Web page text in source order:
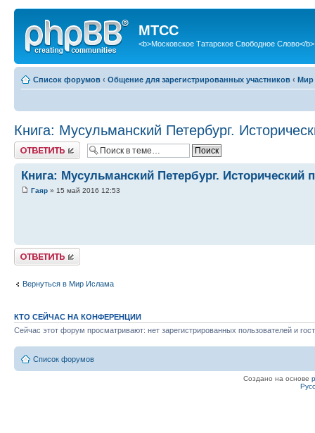
МТСС
<b>Московское Татарское Свободное Слово</b>
Список форумов ‹ Общение для зарегистрированных участников ‹ Мир
Книга: Мусульманский Петербург.
Ответить
Книга: Мусульманский Петербург. Исторический
Гаяр » 15 май 2016 12:53
Ответить
Вернуться в Мир Ислама
КТО СЕЙЧАС НА КОНФЕРЕНЦИИ
Сейчас этот форум просматривают: нет зарегистрированных пользователей и
Список форумов
Создано на основе